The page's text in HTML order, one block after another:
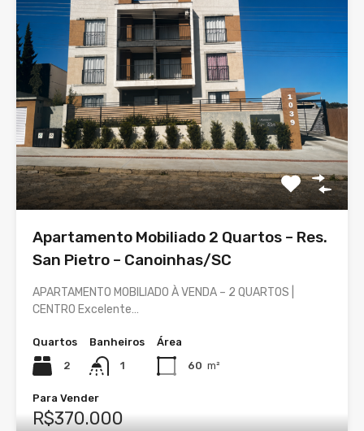
Apartamento Mobiliado 2 Quartos – Res.
San Pietro – Canoinhas/SC
APARTAMENTO MOBILIADO À VENDA – 2 QUARTOS |
CENTRO Excelente…
Quartos
2
Banheiros
1
Área
60 m²
Para Vender
R$370.000